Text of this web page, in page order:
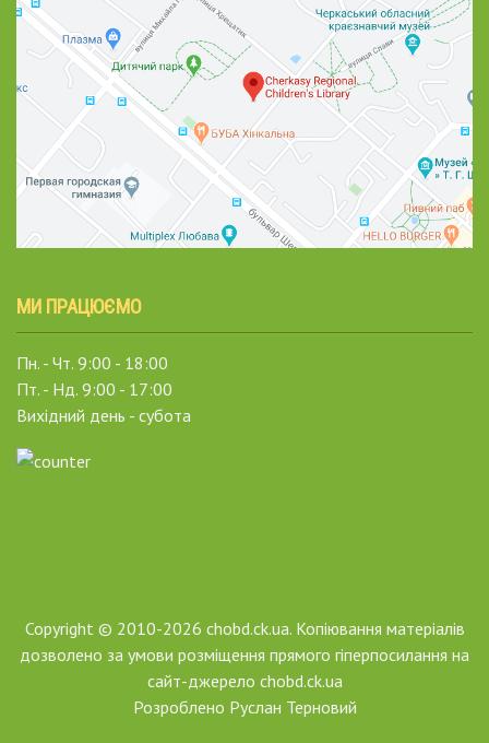
МИ ПРАЦЮЄМО
Пн. - Чт. 9:00 - 18:00
Пт. - Нд. 9:00 - 17:00
Вихідний день - субота
Copyright © 2010-2026 chobd.ck.ua. Копіювання матеріалів
дозволено за умови розміщення прямого гіперпосилання на
сайт-джерело chobd.ck.ua
Розроблено Руслан Терновий